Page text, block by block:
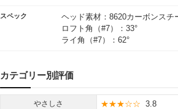
スペック
ヘッド素材：8620カーボンスチ
ロフト角（#7）：33°
ライ角（#7）：62°
カテゴリー別評価
やさしさ ★★★☆☆ 3.8